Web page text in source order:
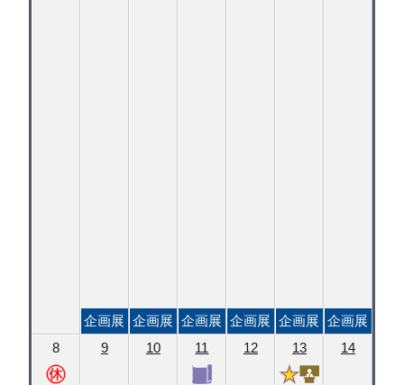
企画展 企画展 企画展 企画展 企画展
企画展
8
9 10 11 12 13 14